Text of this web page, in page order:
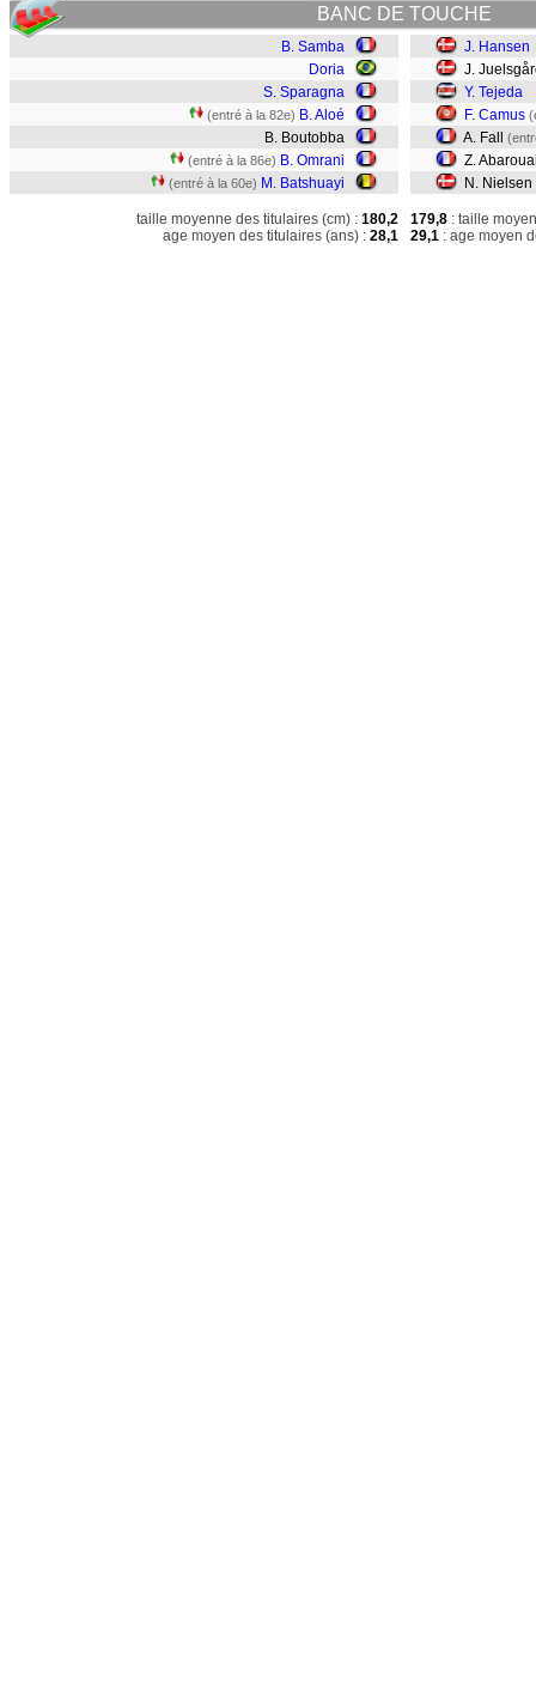
BANC DE TOUCHE
B. Samba
Doria
S. Sparagna
(entré à la 82e) B. Aloé
B. Boutobba
(entré à la 86e) B. Omrani
(entré à la 60e) M. Batshuayi
taille moyenne des titulaires (cm) : 180,2
age moyen des titulaires (ans) : 28,1
J. Hansen
J.
Y. Tejeda
F. Camus
A. Fall
Z.
N. Nielsen
179,8 : taille
29,1 : age moyen